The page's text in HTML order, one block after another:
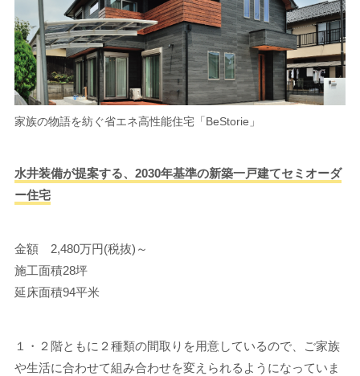
家族の物語を紡ぐ省エネ高性能住宅「BeStorie」
水井装備が提案する、2030年基準の新築一戸建てセミオーダ
ー住宅
金額 2,480万円(税抜)～
施工面積28坪
延床面積94平米
１・２階ともに２種類の間取りを用意しているので、ご家族
や生活に合わせて組み合わせを変えられるようになっていま